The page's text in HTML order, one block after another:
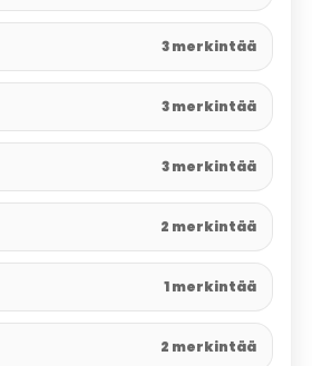
3 merkintää
3 merkintää
3 merkintää
2 merkintää
1 merkintää
2 merkintää